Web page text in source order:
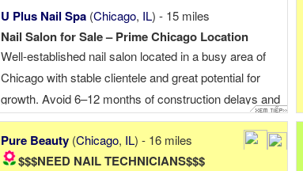
U Plus Nail Spa (Chicago, IL) - 15 miles
Nail Salon for Sale – Prime Chicago Location
Well-established nail salon located in a busy area of
Chicago with stable clientele and great potential for
growth. Avoid 6–12 months of construction delays and
save over $200,000 in build-out costs. This beautiful
1,200 sq ft modern nail salon is fully built, fully ...
Pure Beauty (Chicago, IL) - 16 miles
$$$NEED NAIL TECHNICIANS$$$